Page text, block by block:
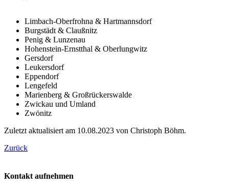
Limbach-Oberfrohna & Hartmannsdorf
Burgstädt & Claußnitz
Penig & Lunzenau
Hohenstein-Ernstthal & Oberlungwitz
Gersdorf
Leukersdorf
Eppendorf
Lengefeld
Marienberg & Großrückerswalde
Zwickau und Umland
Zwönitz
Zuletzt aktualisiert am 10.08.2023 von Christoph Böhm.
Zurück
Kontakt aufnehmen